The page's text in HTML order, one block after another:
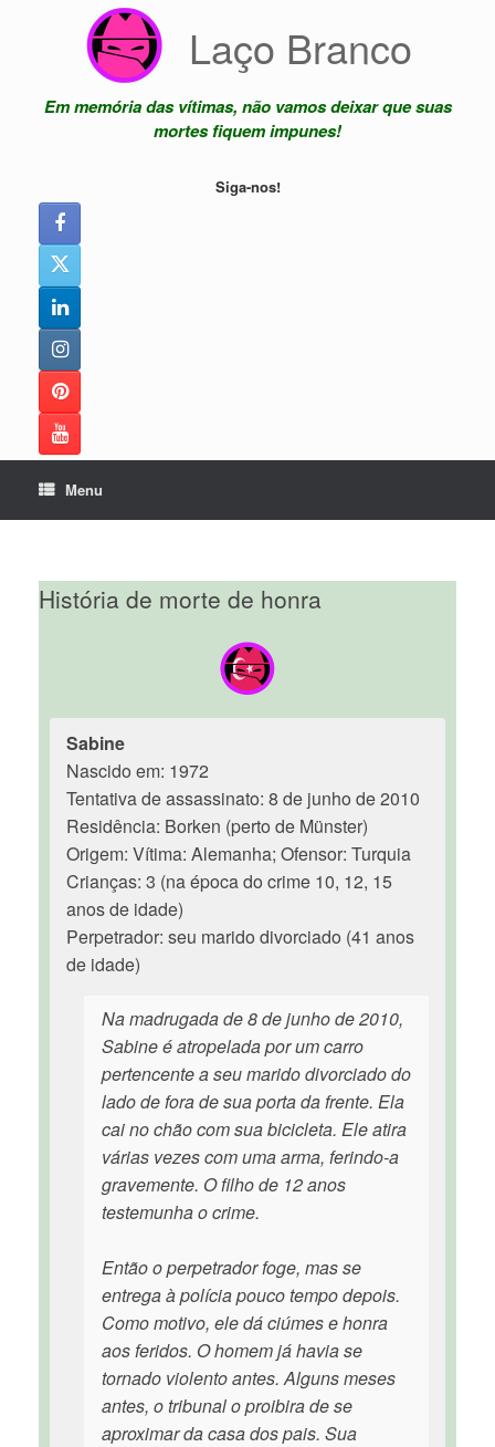
Laço Branco
Em memória das vítimas, não vamos deixar que suas
mortes fiquem impunes!
Siga-nos!
Menu
História de morte de honra
Sabine
Nascido em: 1972
Tentativa de assassinato: 8 de junho de 2010
Residência: Borken (perto de Münster)
Origem: Vítima: Alemanha; Ofensor: Turquia
Crianças: 3 (na época do crime 10, 12, 15
anos de idade)
Perpetrador: seu marido divorciado (41 anos
de idade)
Na madrugada de 8 de junho de 2010,
Sabine é atropelada por um carro
pertencente a seu marido divorciado do
lado de fora de sua porta da frente. Ela
cai no chão com sua bicicleta. Ele atira
várias vezes com uma arma, ferindo-a
gravemente. O filho de 12 anos
testemunha o crime.
Então o perpetrador foge, mas se
entrega à polícia pouco tempo depois.
Como motivo, ele dá ciúmes e honra
aos feridos. O homem já havia se
tornado violento antes. Alguns meses
antes, o tribunal o proibira de se
aproximar da casa dos pais. Sua